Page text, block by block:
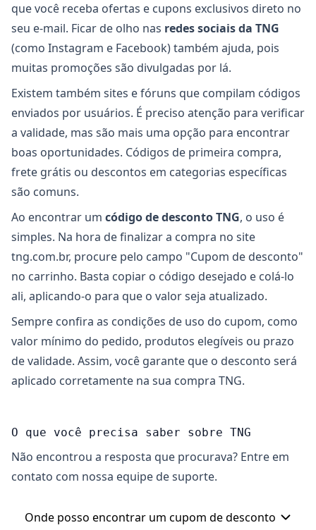
que você receba ofertas e cupons exclusivos direto no
seu e-mail. Ficar de olho nas redes sociais da TNG
(como Instagram e Facebook) também ajuda, pois
muitas promoções são divulgadas por lá.
Existem também sites e fóruns que compilam códigos
enviados por usuários. É preciso atenção para verificar
a validade, mas são mais uma opção para encontrar
boas oportunidades. Códigos de primeira compra,
frete grátis ou descontos em categorias específicas
são comuns.
Ao encontrar um código de desconto TNG, o uso é
simples. Na hora de finalizar a compra no site
tng.com.br, procure pelo campo "Cupom de desconto"
no carrinho. Basta copiar o código desejado e colá-lo
ali, aplicando-o para que o valor seja atualizado.
Sempre confira as condições de uso do cupom, como
valor mínimo do pedido, produtos elegíveis ou prazo
de validade. Assim, você garante que o desconto será
aplicado corretamente na sua compra TNG.
O que você precisa saber sobre TNG
Não encontrou a resposta que procurava? Entre em
contato com nossa equipe de suporte.
Onde posso encontrar um cupom de desconto